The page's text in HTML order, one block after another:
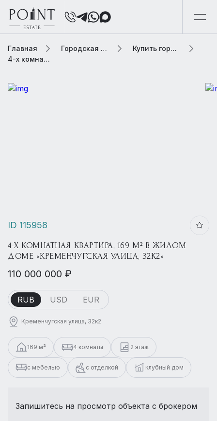
Главная Городская элитная недвижимость
Купить городскую недвижимость
4-х комнатная квартира, 169 м² В жилом доме «Кременчугская улица, 32к2»
ID 115958
4-Х КОМНАТНАЯ КВАРТИРА, 169 М² В ЖИЛОМ
ДОМЕ «КРЕМЕНЧУГСКАЯ УЛИЦА, 32К2»
110 000 000 ₽
RUB USD EUR
Кременчугская улица, 32к2
169 м² 4 комнаты 2 этаж
с мебелью с отделкой клубный дом
Запишитесь на просмотр объекта с брокером